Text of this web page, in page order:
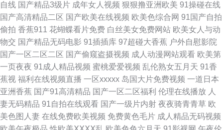
久无码人寿 99艹艹艹 狼友91天堂 91n在线国产对白 九九久久日韩无码 91免
视频 国产91丝袜 色情福利导航 91系列国产视频在线 九一老司机观看 91综
合网海角社区色 www影音先锋av 深爱91cn 91社国产在线看 国产欧美日本
懂色云播 午夜理伦三级做爰电影 97国产在线 久草网站 天美人人插 91网址观
看 国内精品偷拍青青草原 婷婷四色 91免费网站观看 黑料吃瓜AV资源网址
自线 国产精品3级片 成年女人视频 狠狠撸亚洲欧美 91操碰在线
国产高清精品二区 国产欧美在线视频 欧美色综合网 91国产自拍
偷拍 香蕉911 花蝴蝶看片免费 白丝美女免费网站 欧美女人与动
物交 国产精品无码电影 91插插库 97超碰大香蕉 户外自慰影院
国产一区二区二区 国产偷窥盗摄视频 成人动漫网站观看 欧美第
一页夜夜 91成人精品视频 蜜桃爱爱视频 乱伦熟女五月天 91香
蕉视 福利在线视频直播 一区xxxxx 岛国大片免费视频 一道日本
亚洲香蕉 国产91高清精品 国产一区二区福利 伦理在线播放 人
妻无码精品 91自拍在线观看 国产一级片内射 夜夜骑青青草 欧
美色图人妻 在线免费欧美视频 免费黄色毛片 成人精品无码视频